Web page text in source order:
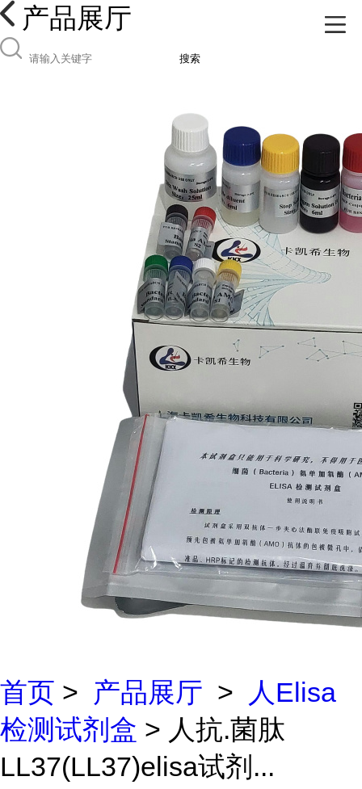
产品展厅
搜索
首页 > 产品展厅 >
人Elisa
检测试剂盒 > 人抗.菌肽
LL37(LL37)elisa试剂...